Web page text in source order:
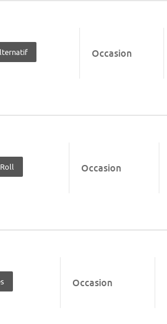
Occasion
Occasion
Occasion